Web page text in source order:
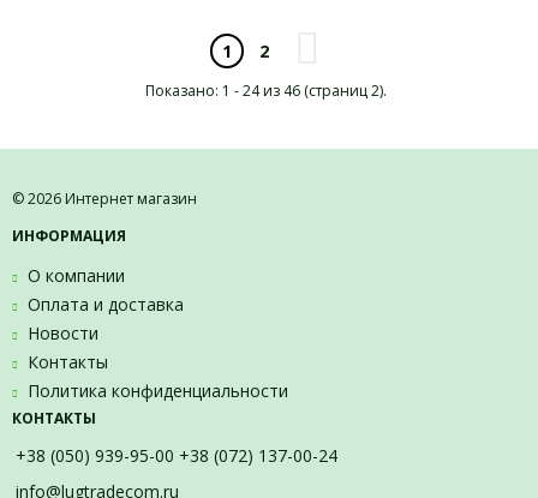
1 2
Показано: 1 - 24 из 46 (страниц 2).
© 2026 Интернет магазин
ИНФОРМАЦИЯ
О компании
Оплата и доставка
Новости
Контакты
Политика конфиденциальности
КОНТАКТЫ
+38 (050) 939-95-00 +38 (072) 137-00-24
info@lugtradecom.ru